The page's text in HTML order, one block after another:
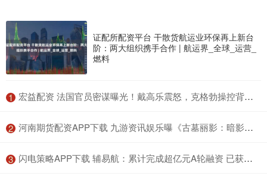
证配所配资平台 干散货航运业环保再上新台
阶：两大组织携手合作 | 航运界_全球_运营_
燃料
1 ​宏益配资 法国官员密谋曝光！戴高乐震怒，克格勃操控背后：情感陷阱与秘密档案揭秘
2 ​河南期货配资APP下载 九游资讯娱乐曝《古墓丽影：暗影》开发团队正打造 3A 新作，计划 2026 年发售
3 ​闪电策略APP下载 辅易航：累计完成超亿元A轮融资 已获海外OEM、具身智能领域多个定点项目